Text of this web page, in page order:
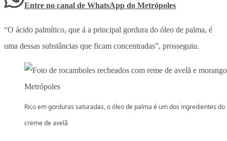
Entre no canal de WhatsApp do Metrópoles
“O ácido palmítico, que á a principal gordura do óleo de palma, é
uma dessas substâncias que ficam concentradas”, prosseguiu.
Rico em gorduras saturadas, o óleo de palma é um dos ingredientes do
creme de avelã